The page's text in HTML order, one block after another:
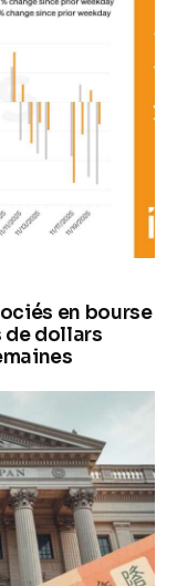
en bourse
de dollars